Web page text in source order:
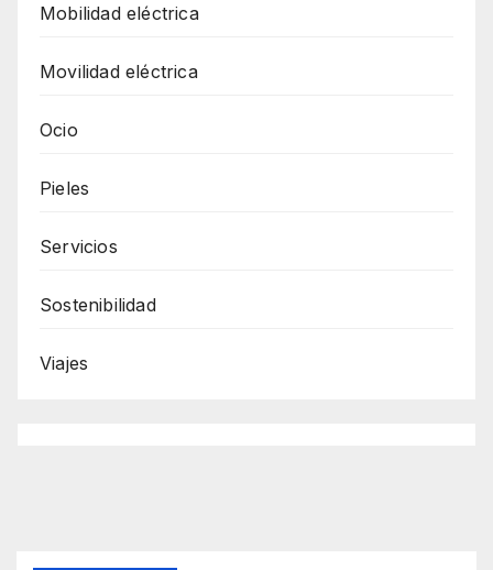
Mobilidad eléctrica
Movilidad eléctrica
Ocio
Pieles
Servicios
Sostenibilidad
Viajes